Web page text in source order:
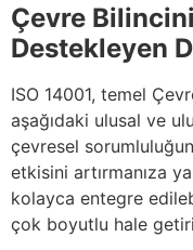
Çevre
Destekleyen
ISO 14001, temel
aşağıdaki ulusal ve
çevresel
etkisini artırmanıza
kolayca entegre
çok boyutlu hale